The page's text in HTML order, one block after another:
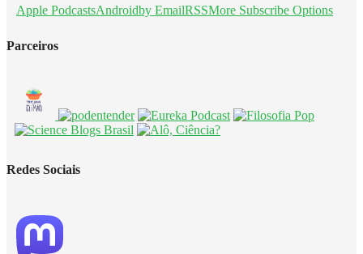
Apple PodcastsAndroidby EmailRSSMore Subscribe Options
Parceiros
Redes Sociais